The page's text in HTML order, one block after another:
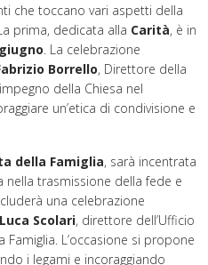
che toccano vari aspetti della
prima, dedicata alla Carità, è in
. La celebrazione
Borrello, Direttore della
della Chiesa nel
un’etica di condivisione e
della Famiglia, sarà incentrata
nella trasmissione della fede e
una celebrazione
Luca Scolari, direttore dell’Ufficio
L’occasione si propone
i legami e incoraggiando